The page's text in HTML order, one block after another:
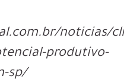
noticias/
produtivo-
sp/